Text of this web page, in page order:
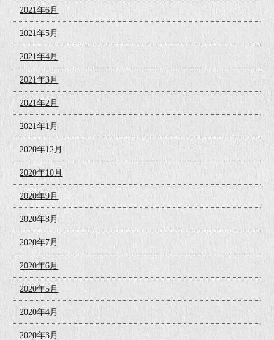
2021年6月
2021年5月
2021年4月
2021年3月
2021年2月
2021年1月
2020年12月
2020年10月
2020年9月
2020年8月
2020年7月
2020年6月
2020年5月
2020年4月
2020年3月